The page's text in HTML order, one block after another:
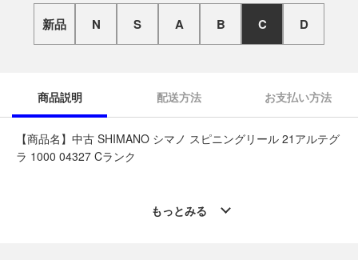
新品 N S A B C D
商品説明 配送方法 お支払い方法
【商品名】中古 SHIMANO シマノ スピニングリール 21アルテグ
ラ 1000 04327 Cランク
もっとみる